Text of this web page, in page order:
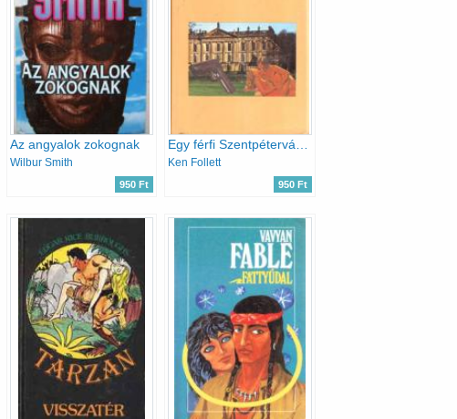
Az angyalok zokognak
Wilbur Smith
950 Ft
Ken Follett
950 Ft